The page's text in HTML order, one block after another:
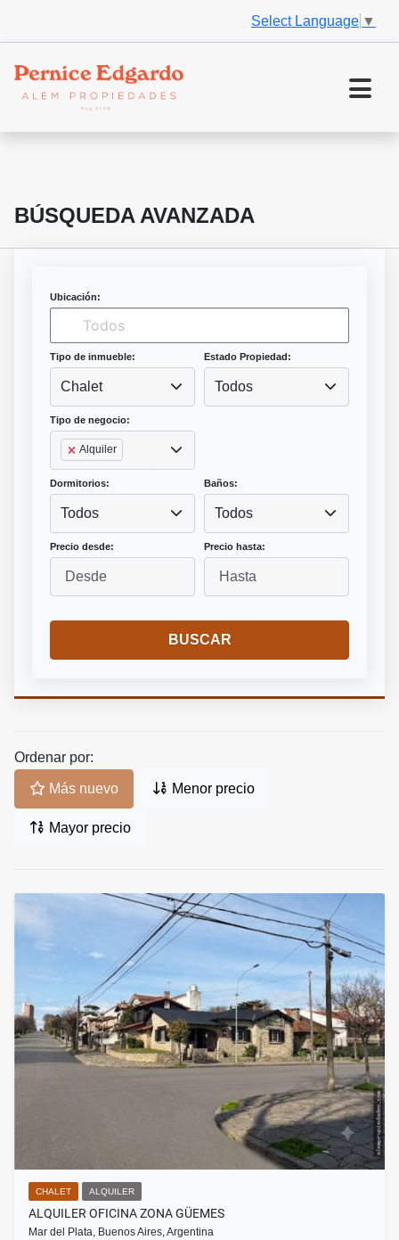
Select Language ▼
BÚSQUEDA AVANZADA
Ubicación:
Tipo de inmueble:
Chalet
Estado Propiedad:
Todos
Tipo de negocio:
Alquiler
Dormitorios:
Todos
Baños:
Todos
Precio desde: Precio hasta:
BUSCAR
Ordenar por:
Más nuevo Menor precio
Mayor precio
CHALET ALQUILER
ALQUILER OFICINA ZONA GÜEMES
Mar del Plata, Buenos Aires, Argentina